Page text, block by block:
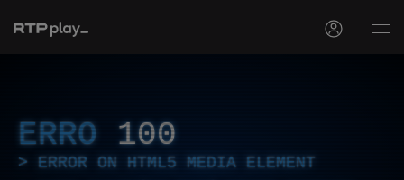
ERRO 100
ERROR ON HTML5 MEDIA ELEMENT